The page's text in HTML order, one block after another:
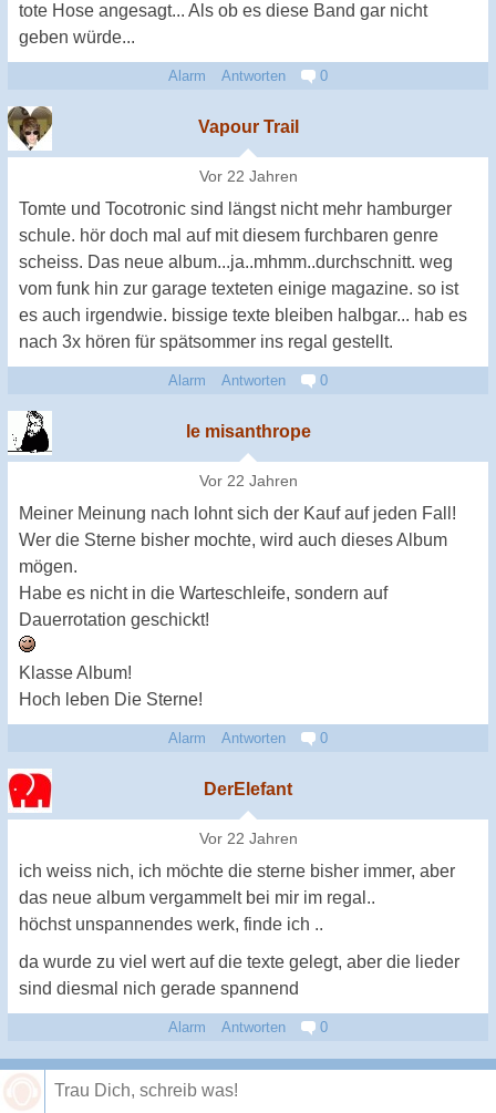
tote Hose angesagt... Als ob es diese Band gar nicht
geben würde...
Alarm Antworten 0
Vapour Trail
Vor 22 Jahren
Tomte und Tocotronic sind längst nicht mehr hamburger
schule. hör doch mal auf mit diesem furchbaren genre
scheiss. Das neue album...ja..mhmm..durchschnitt. weg
vom funk hin zur garage texteten einige magazine. so ist
es auch irgendwie. bissige texte bleiben halbgar... hab es
nach 3x hören für spätsommer ins regal gestellt.
Alarm Antworten 0
le misanthrope
Vor 22 Jahren
Meiner Meinung nach lohnt sich der Kauf auf jeden Fall!
Wer die Sterne bisher mochte, wird auch dieses Album
mögen.
Habe es nicht in die Warteschleife, sondern auf
Dauerrotation geschickt!
Klasse Album!
Hoch leben Die Sterne!
Alarm Antworten 0
DerElefant
Vor 22 Jahren
ich weiss nich, ich möchte die sterne bisher immer, aber
das neue album vergammelt bei mir im regal..
höchst unspannendes werk, finde ich ..
da wurde zu viel wert auf die texte gelegt, aber die lieder
sind diesmal nich gerade spannend
Alarm Antworten 0